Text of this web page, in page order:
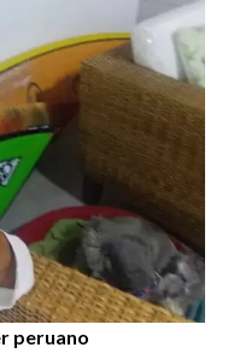
peruano